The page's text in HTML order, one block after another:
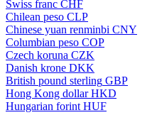
Swiss franc CHF
Chilean peso CLP
Chinese yuan renminbi CNY
Columbian peso COP
Czech koruna CZK
Danish krone DKK
British pound sterling GBP
Hong Kong dollar HKD
Hungarian forint HUF